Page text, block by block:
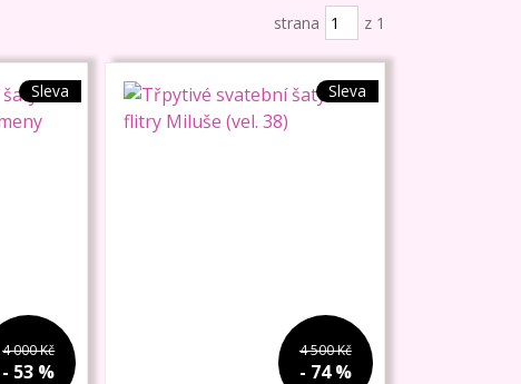
strana z 1
Sleva
4 000 Kč
- 53 %
Sleva
4 500 Kč
- 74 %